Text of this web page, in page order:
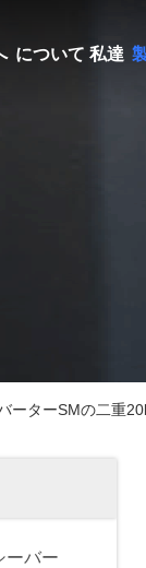
について 私達
ーターSMの二重
ーバー